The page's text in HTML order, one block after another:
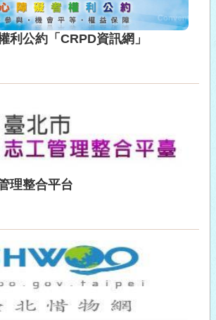
利公約「CRPD資訊網」
理整合平台